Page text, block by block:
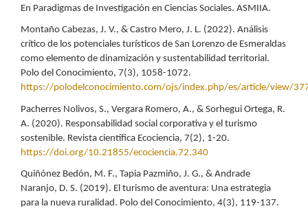
En Paradigmas de Investigación en Ciencias Sociales. ASMIIA.
Montaño Cabezas, J. V., & Castro Mero, J. L. (2022). Análisis
crítico de los potenciales turísticos de San Lorenzo de Esmeraldas
como elemento de dinamización y sustentabilidad territorial.
Polo del Conocimiento, 7(3), 1058-1072.
https://polodelconocimiento.com/ojs/index.php/es/article/view/
Pacherres Nolivos, S., Vergara Romero, A., & Sorhegui Ortega, R.
A. (2020). Responsabilidad social corporativa y el turismo
sostenible. Revista científica Ecociencia, 7(2), 1-20.
https://doi.org/10.21855/ecociencia.72.340
Quiñónez Bedón, M. F., Tapia Pazmiño, J. G., & Andrade
Naranjo, D. S. (2019). El turismo de aventura: Una estrategia
para la nueva ruralidad. Polo del Conocimiento, 4(3), 119-137.